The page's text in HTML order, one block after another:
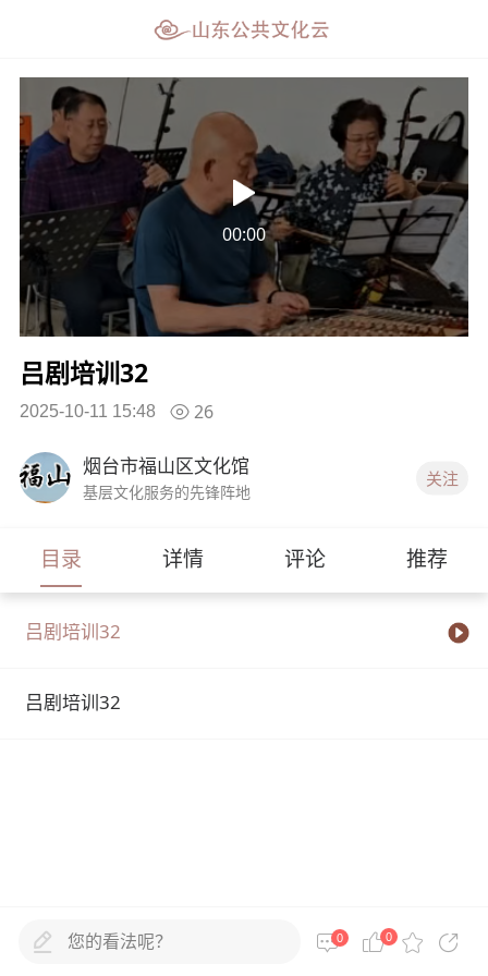
00:00
吕剧培训32
2025-10-11 15:48 26
烟台市福山区文化馆
基层文化服务的先锋阵地
关注
目录 详情 评论 推荐
吕剧培训32
吕剧培训32
您的看法呢？ 0 0